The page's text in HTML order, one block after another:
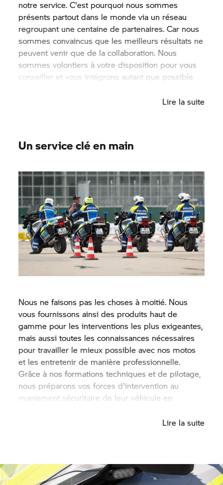
notre service. C'est pourquoi nous sommes
présents partout dans le monde via un réseau
regroupant une centaine de partenaires. Car nous
sommes convaincus que les meilleurs résultats ne
peuvent venir que de la collaboration. Nous
sommes volontiers à votre disposition pour vous
conseiller et vous intégrons autant que possible
Lire la suite
Un service clé en main
Nous ne faisons pas les choses à moitié. Nous
vous fournissons ainsi des produits haut de
gamme pour les interventions les plus exigeantes,
mais aussi toutes les connaissances nécessaires
pour travailler le mieux possible avec nos motos
et les entretenir de manière professionnelle.
Grâce à nos formations techniques et de pilotage,
nous préparons vos forces d'intervention au
maniement sécuritaire de leur véhicule en
Lire la suite